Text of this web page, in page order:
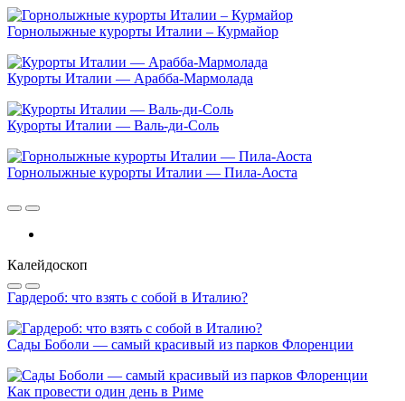
Горнолыжные курорты Италии – Курмайор
Курорты Италии — Арабба-Мармолада
Курорты Италии — Валь-ди-Соль
Горнолыжные курорты Италии — Пила-Аоста
Калейдоскоп
Гардероб: что взять с собой в Италию?
Сады Боболи — самый красивый из парков Флоренции
Как провести один день в Риме